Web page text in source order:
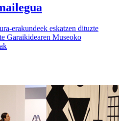
erakundeek eskatzen dituzte
Garaikidearen Museoko